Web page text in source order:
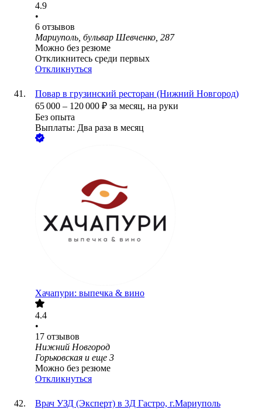
4.9
•
6 отзывов
Мариуполь, бульвар Шевченко, 287
Можно без резюме
Откликнитесь среди первых
Откликнуться
Повар в грузинский ресторан (Нижний Новгород)
65 000 – 120 000 ₽ за месяц, на руки
Без опыта
Выплаты: Два раза в месяц
Хачапури: выпечка & вино
4.4
•
17 отзывов
Нижний Новгород
Горьковская и еще 3
Можно без резюме
Откликнуться
Врач УЗД (Эксперт) в 3Д Гастро, г.Мариуполь